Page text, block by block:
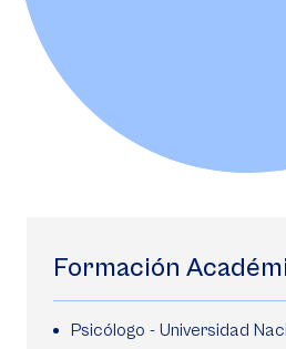
Formación
Psicólogo - Universidad